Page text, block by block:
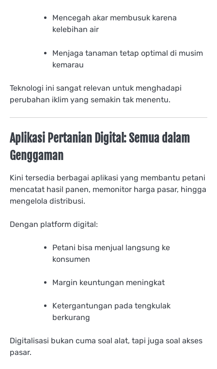
Mencegah akar membusuk karena
kelebihan air
Menjaga tanaman tetap optimal di musim
kemarau
Teknologi ini sangat relevan untuk menghadapi
perubahan iklim yang semakin tak menentu.
Aplikasi Pertanian Digital: Semua dalam
Genggaman
Kini tersedia berbagai aplikasi yang membantu petani
mencatat hasil panen, memonitor harga pasar, hingga
mengelola distribusi.
Dengan platform digital:
Petani bisa menjual langsung ke
konsumen
Margin keuntungan meningkat
Ketergantungan pada tengkulak
berkurang
Digitalisasi bukan cuma soal alat, tapi juga soal akses
pasar.